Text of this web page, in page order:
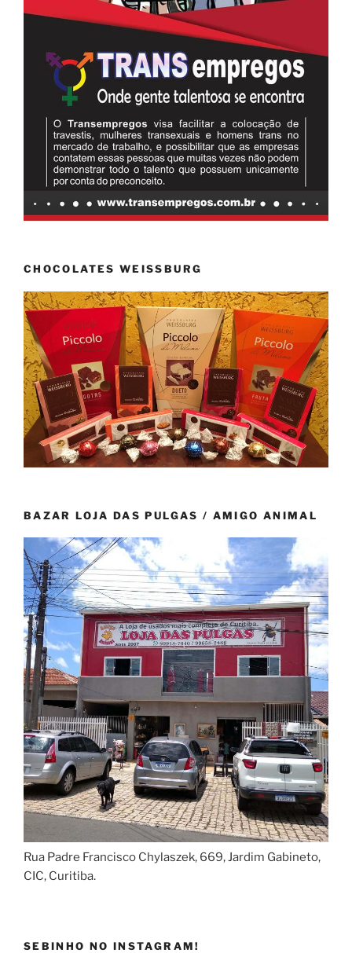
CHOCOLATES WEISSBURG
BAZAR LOJA DAS PULGAS / AMIGO ANIMAL
Rua Padre Francisco Chylaszek, 669, Jardim Gabineto,
CIC, Curitiba.
SEBINHO NO INSTAGRAM!